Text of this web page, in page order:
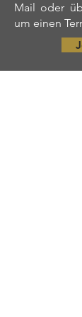
Mail oder
um einen